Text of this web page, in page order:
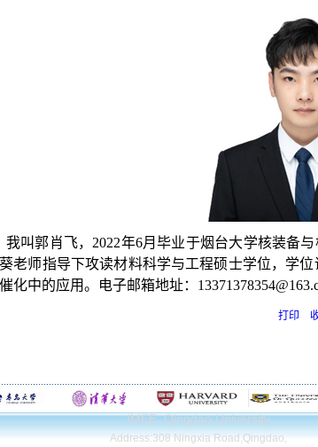
我叫郭肖飞， 2022年6月毕业于烟台大学核装备
老师指导下攻读材料科学与工程硕士学位，学
化中的应用。电子邮箱地址：
打印
IMEE, Qingdao University
Address:308 Ningxia Road,Qingdao,